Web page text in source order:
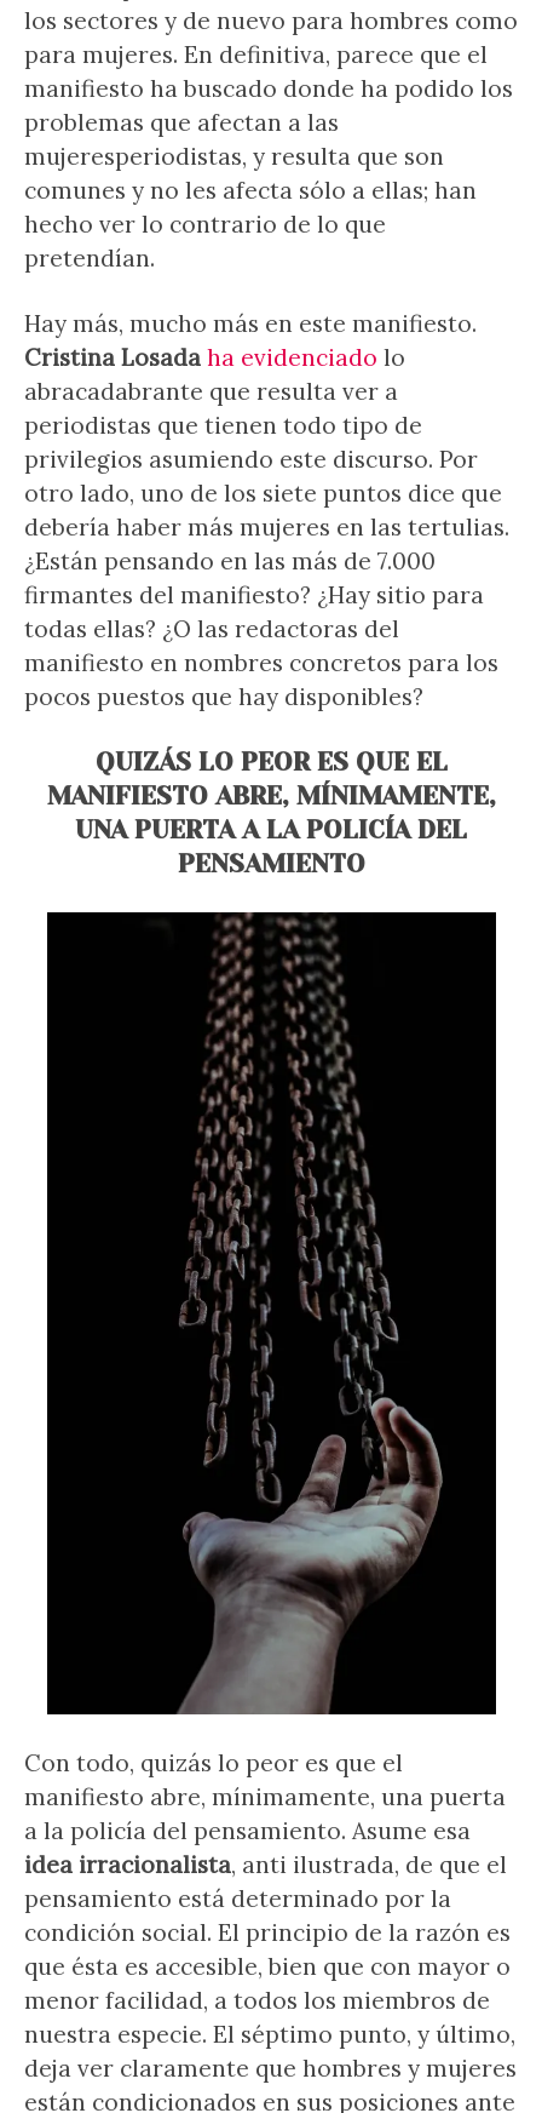
los sectores y de nuevo para hombres como
para mujeres. En definitiva, parece que el
manifiesto ha buscado donde ha podido los
problemas que afectan a las
mujeresperiodistas, y resulta que son
comunes y no les afecta sólo a ellas; han
hecho ver lo contrario de lo que
pretendían.
Hay más, mucho más en este manifiesto.
Cristina Losada ha evidenciado lo
abracadabrante que resulta ver a
periodistas que tienen todo tipo de
privilegios asumiendo este discurso. Por
otro lado, uno de los siete puntos dice que
debería haber más mujeres en las tertulias.
¿Están pensando en las más de 7.000
firmantes del manifiesto? ¿Hay sitio para
todas ellas? ¿O las redactoras del
manifiesto en nombres concretos para los
pocos puestos que hay disponibles?
QUIZÁS LO PEOR ES QUE EL
MANIFIESTO ABRE, MÍNIMAMENTE,
UNA PUERTA A LA POLICÍA DEL
PENSAMIENTO
Con todo, quizás lo peor es que el
manifiesto abre, mínimamente, una puerta
a la policía del pensamiento. Asume esa
idea irracionalista, anti ilustrada, de que el
pensamiento está determinado por la
condición social. El principio de la razón es
que ésta es accesible, bien que con mayor o
menor facilidad, a todos los miembros de
nuestra especie. El séptimo punto, y último,
deja ver claramente que hombres y mujeres
están condicionados en sus posiciones ante